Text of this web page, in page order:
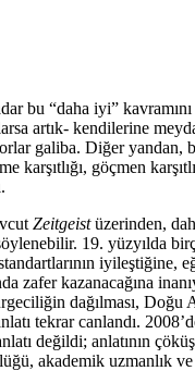
bu “daha iyi”
artık- kendilerine
galiba. Diğer
göçmen
Zeitgeistüzerinden,
19. yüzyılda
iyileştiğine,
kazanacağına
dağılması, Doğu
tekrar canlandı.
değildi; anlatının
akademik uzmanlık